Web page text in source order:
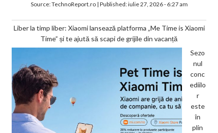
Source:TechnoReport.ro| Published:iulie 27, 2026 - 6:27 am
Liber la timp liber: Xiaomi lansează platforma „Me Time is Xiaomi
Time” și te ajută să scapi de grijile din vacanță
Sezo
nul
conc
ediilo
r
este
în
plin